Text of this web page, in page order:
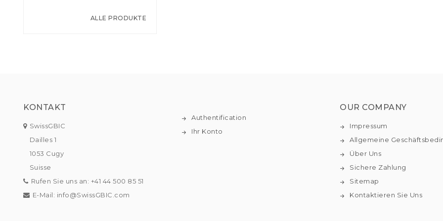
ALLE PRODUKTE
KONTAKT
SwissGBIC
Dailles 1
1053 Cugy
Suisse
Rufen Sie uns an: +41 44 500 85 51
E-Mail: info@SwissGBIC.com
Authentification
Ihr Konto
OUR COMPANY
Impressum
Allgemeine
Über Uns
Sichere Zahlung
Sitemap
Kontaktieren Sie Uns